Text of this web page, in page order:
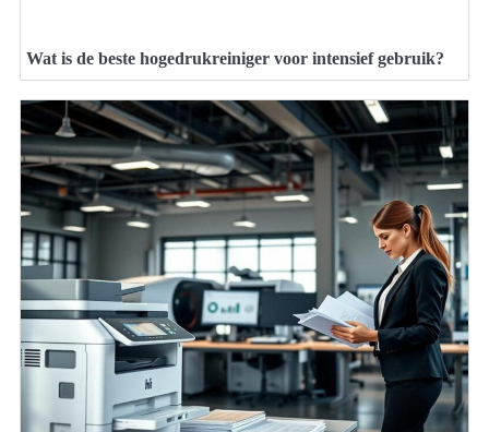
Wat is de beste hogedrukreiniger voor intensief gebruik?